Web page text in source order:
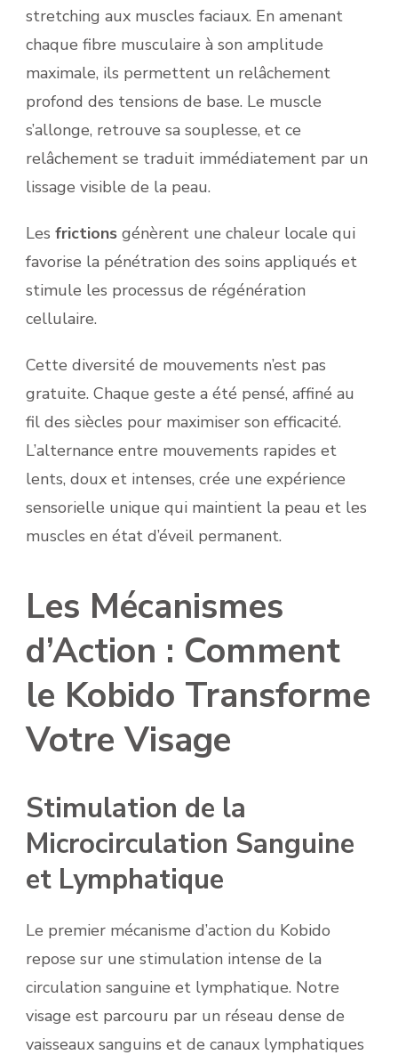
stretching aux muscles faciaux. En amenant
chaque fibre musculaire à son amplitude
maximale, ils permettent un relâchement
profond des tensions de base. Le muscle
s’allonge, retrouve sa souplesse, et ce
relâchement se traduit immédiatement par un
lissage visible de la peau.
Les frictions génèrent une chaleur locale qui
favorise la pénétration des soins appliqués et
stimule les processus de régénération
cellulaire.
Cette diversité de mouvements n’est pas
gratuite. Chaque geste a été pensé, affiné au
fil des siècles pour maximiser son efficacité.
L’alternance entre mouvements rapides et
lents, doux et intenses, crée une expérience
sensorielle unique qui maintient la peau et les
muscles en état d’éveil permanent.
Les Mécanismes
d’Action : Comment
le Kobido Transforme
Votre Visage
Stimulation de la
Microcirculation Sanguine
et Lymphatique
Le premier mécanisme d’action du Kobido
repose sur une stimulation intense de la
circulation sanguine et lymphatique. Notre
visage est parcouru par un réseau dense de
vaisseaux sanguins et de canaux lymphatiques